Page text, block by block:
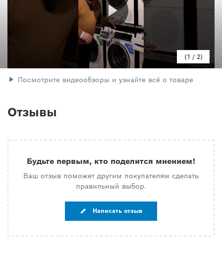
1 / 2
Посмотрите видеообзоры и узнайте всё о товаре
Отзывы
Будьте первым, кто поделится мнением!
Ваш отзыв поможет другим покупателям сделать
правильный выбор.
Написать отзыв